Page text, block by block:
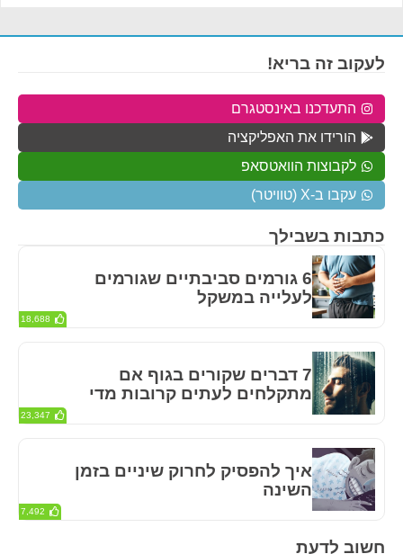
חשוב לדעת
כתבות בשבילך
6 גורמים סביבתיים שגורמים
לעלייה במשקל
18,688
7 דברים שקורים בגוף אם
מתקלחים לעתים קרובות מדי
23,347
איך להפסיק לחרוק שיניים בזמן
השינה
7,492
לעקוב זה בריא!
התעדכנו באינסטגרם
הורידו את האפליקציה
לקבוצות הוואטסאפ
עקבו ב-X (טוויטר)